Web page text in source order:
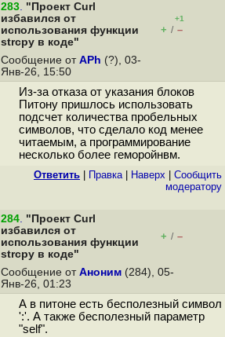
283. "Проект Curl
избавился от
использования функции
strcpy в коде"
+1
+ / –
Сообщение от APh (?), 03-
Янв-26, 15:50
Из-за отказа от указания блоков
Питону пришлось использовать
подсчет количества пробельных
символов, что сделало код менее
читаемым, а программирование
несколько более геморойнвм.
Ответить Правка| Наверх
Cообщить
модератору
284. "Проект Curl
избавился от
использования функции
strcpy в коде"
+ / –
Сообщение от Аноним (284), 05-
Янв-26, 01:23
А в питоне есть бесполезный символ
':'. А также бесполезный параметр
"self".